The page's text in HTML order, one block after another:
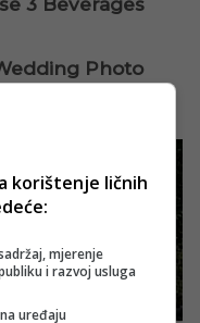
korištenje ličnih
mjerenje
i razvoj usluga
uređaju